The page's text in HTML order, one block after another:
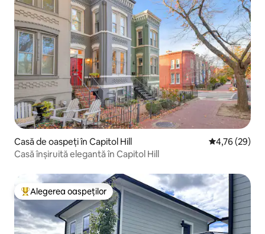
Casă de oaspeți în Capitol Hill Scor mediu
4,76 (29)
Casă înșiruită elegantă în Capitol Hill
Locuință din topul categoriei Alegerea oaspeților
Alegerea oaspeților